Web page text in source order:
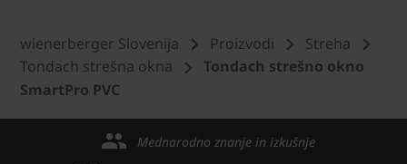
wienerberger Slovenija Proizvodi
Streha
Tondach strešna okna
Tondach strešno okno
SmartPro PVC
Mednarodno znanje in izkušnje